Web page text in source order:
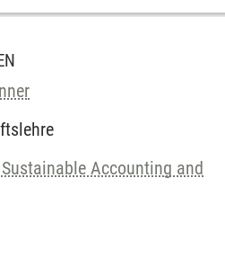
Accounting and